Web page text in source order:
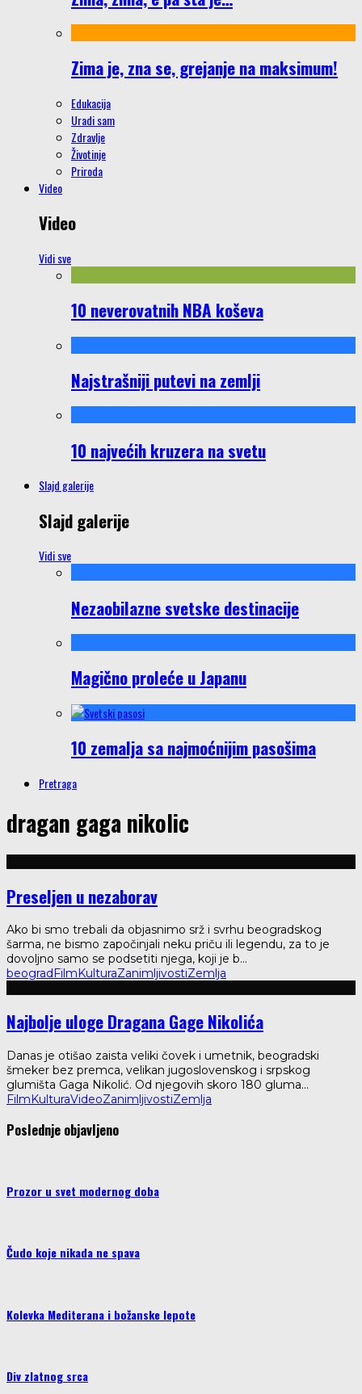
Zima je, zna se, grejanje na maksimum!
Edukacija
Uradi sam
Zdravlje
Životinje
Priroda
Video
Video
Vidi sve
10 neverovatnih NBA koševa
Najstrašniji putevi na zemlji
10 najvećih kruzera na svetu
Slajd galerije
Slajd galerije
Vidi sve
Nezaobilazne svetske destinacije
Magično proleće u Japanu
10 zemalja sa najmoćnijim pasošima
Pretraga
dragan gaga nikolic
Preseljen u nezaborav
Ako bi smo trebali da objasnimo srž i svrhu beogradskog
šarma, ne bismo započinjali neku priču ili legendu, za to je
dovoljno samo se podsetiti njega, koji je b...
beogradFilmKulturaZanimljivostiZemlja
Najbolje uloge Dragana Gage Nikolića
Danas je otišao zaista veliki čovek i umetnik, beogradski
šmeker bez premca, velikan jugoslovenskog i srpskog
glumišta Gaga Nikolić. Od njegovih skoro 180 gluma...
FilmKulturaVideoZanimljivostiZemlja
Poslednje objavljeno
Prozor u svet modernog doba
Čudo koje nikada ne spava
Kolevka Mediterana i božanske lepote
Div zlatnog srca